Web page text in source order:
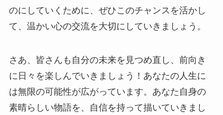
のにしていくために、ぜひこのチャンスを活かし
て、温かい心の交流を大切にしていきましょう。
さあ、皆さんも自分の未来を見つめ直し、前向き
に日々を楽しんでいきましょう！あなたの人生に
は無限の可能性が広がっています。あなた自身の
素晴らしい物語を、自信を持って描いていきまし